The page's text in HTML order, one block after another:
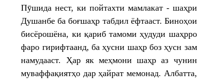
Пӯшида нест, ки пойтахти мамлакат - шаҳри
Душанбе ба боғшаҳр табдил ёфтааст. Биноҳои
бисёрошёна, ки қариб тамоми ҳудуди шаҳрро
фаро гирифтаанд, ба ҳусни шаҳр боз ҳусн зам
намудааст. Ҳар як меҳмони шаҳр аз чунин
муваффақиятҳо дар ҳайрат мемонад. Албатта,